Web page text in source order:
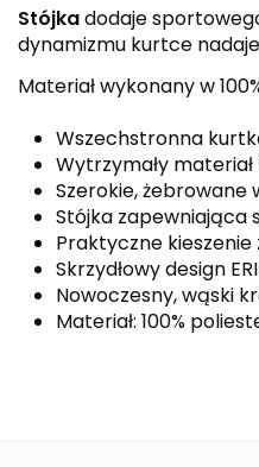
Stójkadodaje
dynamizmu kurtce nadaje
Materiał wykonany w
Wszechstronna
Wytrzymały
Szerokie, żebrowane
Stójka
Praktyczne
Skrzydłowy design
Nowoczesny, wąski
Materiał: 100%